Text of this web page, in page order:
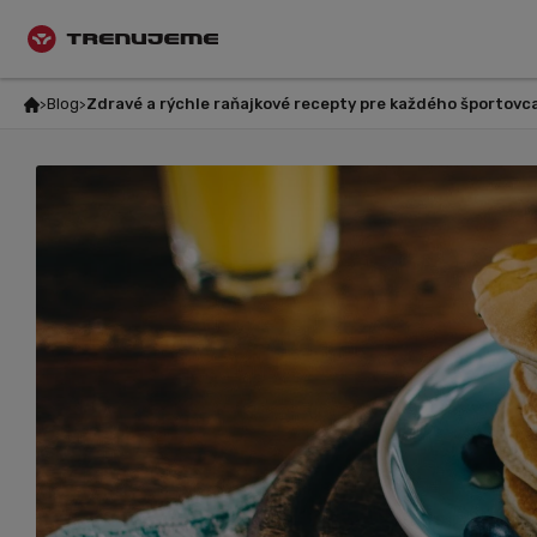
Blog Zdravé a rýchle raňajkové recepty pre každého